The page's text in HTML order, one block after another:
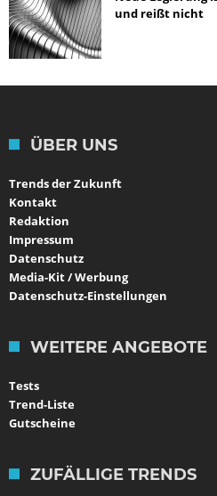
und reißt nicht
ÜBER UNS
Trends der Zukunft
Kontakt
Redaktion
Impressum
Datenschutz
Media-Kit / Werbung
Datenschutz-Einstellungen
WEITERE ANGEBOTE
Tests
Trend-Liste
Gutscheine
ZUFÄLLIGE TRENDS